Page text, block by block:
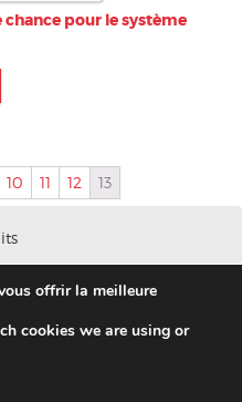
chance pour le système
10 11 12 13
légales
offrir la meilleure
cookies we are using or